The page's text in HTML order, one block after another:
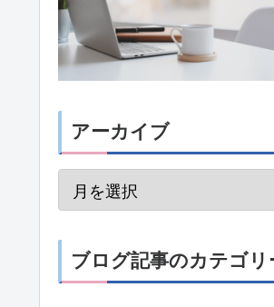
アーカイブ
ブログ記事のカテゴリ